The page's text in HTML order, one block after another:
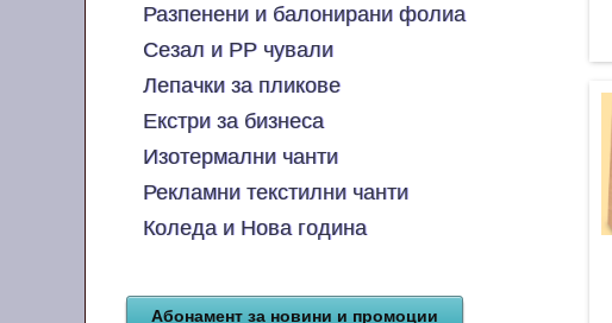
Разпенени и балонирани фолиа
Сезал и PP чували
Лепачки за пликове
Екстри за бизнеса
Изотермални чанти
Рекламни текстилни чанти
Коледа и Нова година